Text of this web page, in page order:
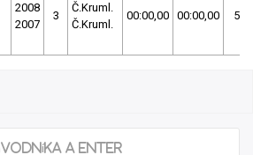
2008
2007
3
Č.Kruml.
Č.Kruml.
00:00,00 00:00,00